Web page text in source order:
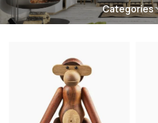
Categories